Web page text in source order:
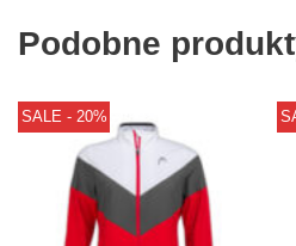
Podobne
SALE - 20%